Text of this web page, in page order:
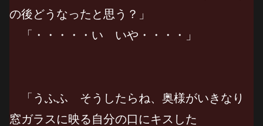
の後どうなったと思う？」
「・・・・・い いや・・・・」
「うふふ そうしたらね、奥様がいきなり
窓ガラスに映る自分の口にキスした